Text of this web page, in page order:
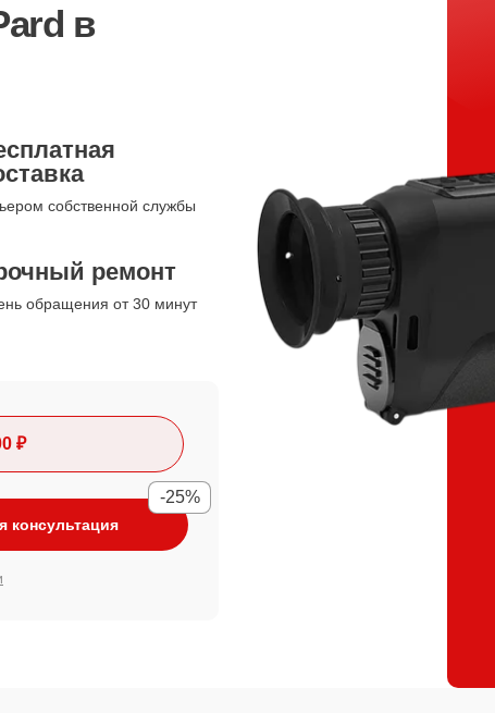
в
собственной службы
ремонт
обращения от 30 минут
₽
консультация
-25%